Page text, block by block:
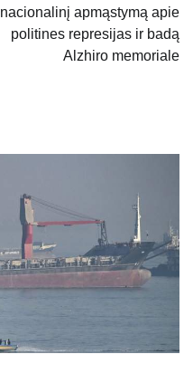
nacionalinį apmąstymą apie
politines represijas ir badą
Alzhiro memoriale